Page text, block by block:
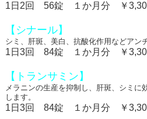
1 日 2回 56錠 １か月分 ￥
【シナール】
シミ、肝斑、美白、抗酸化作用などアン
1 日 3回 84錠 １か月分 ￥
【トランサミン】
メラニンの生産を抑制し、肝斑、シミに
します。
1 日 3回 84錠 １か月分 ￥